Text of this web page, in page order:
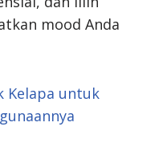
mood Anda
Kelapa untuk